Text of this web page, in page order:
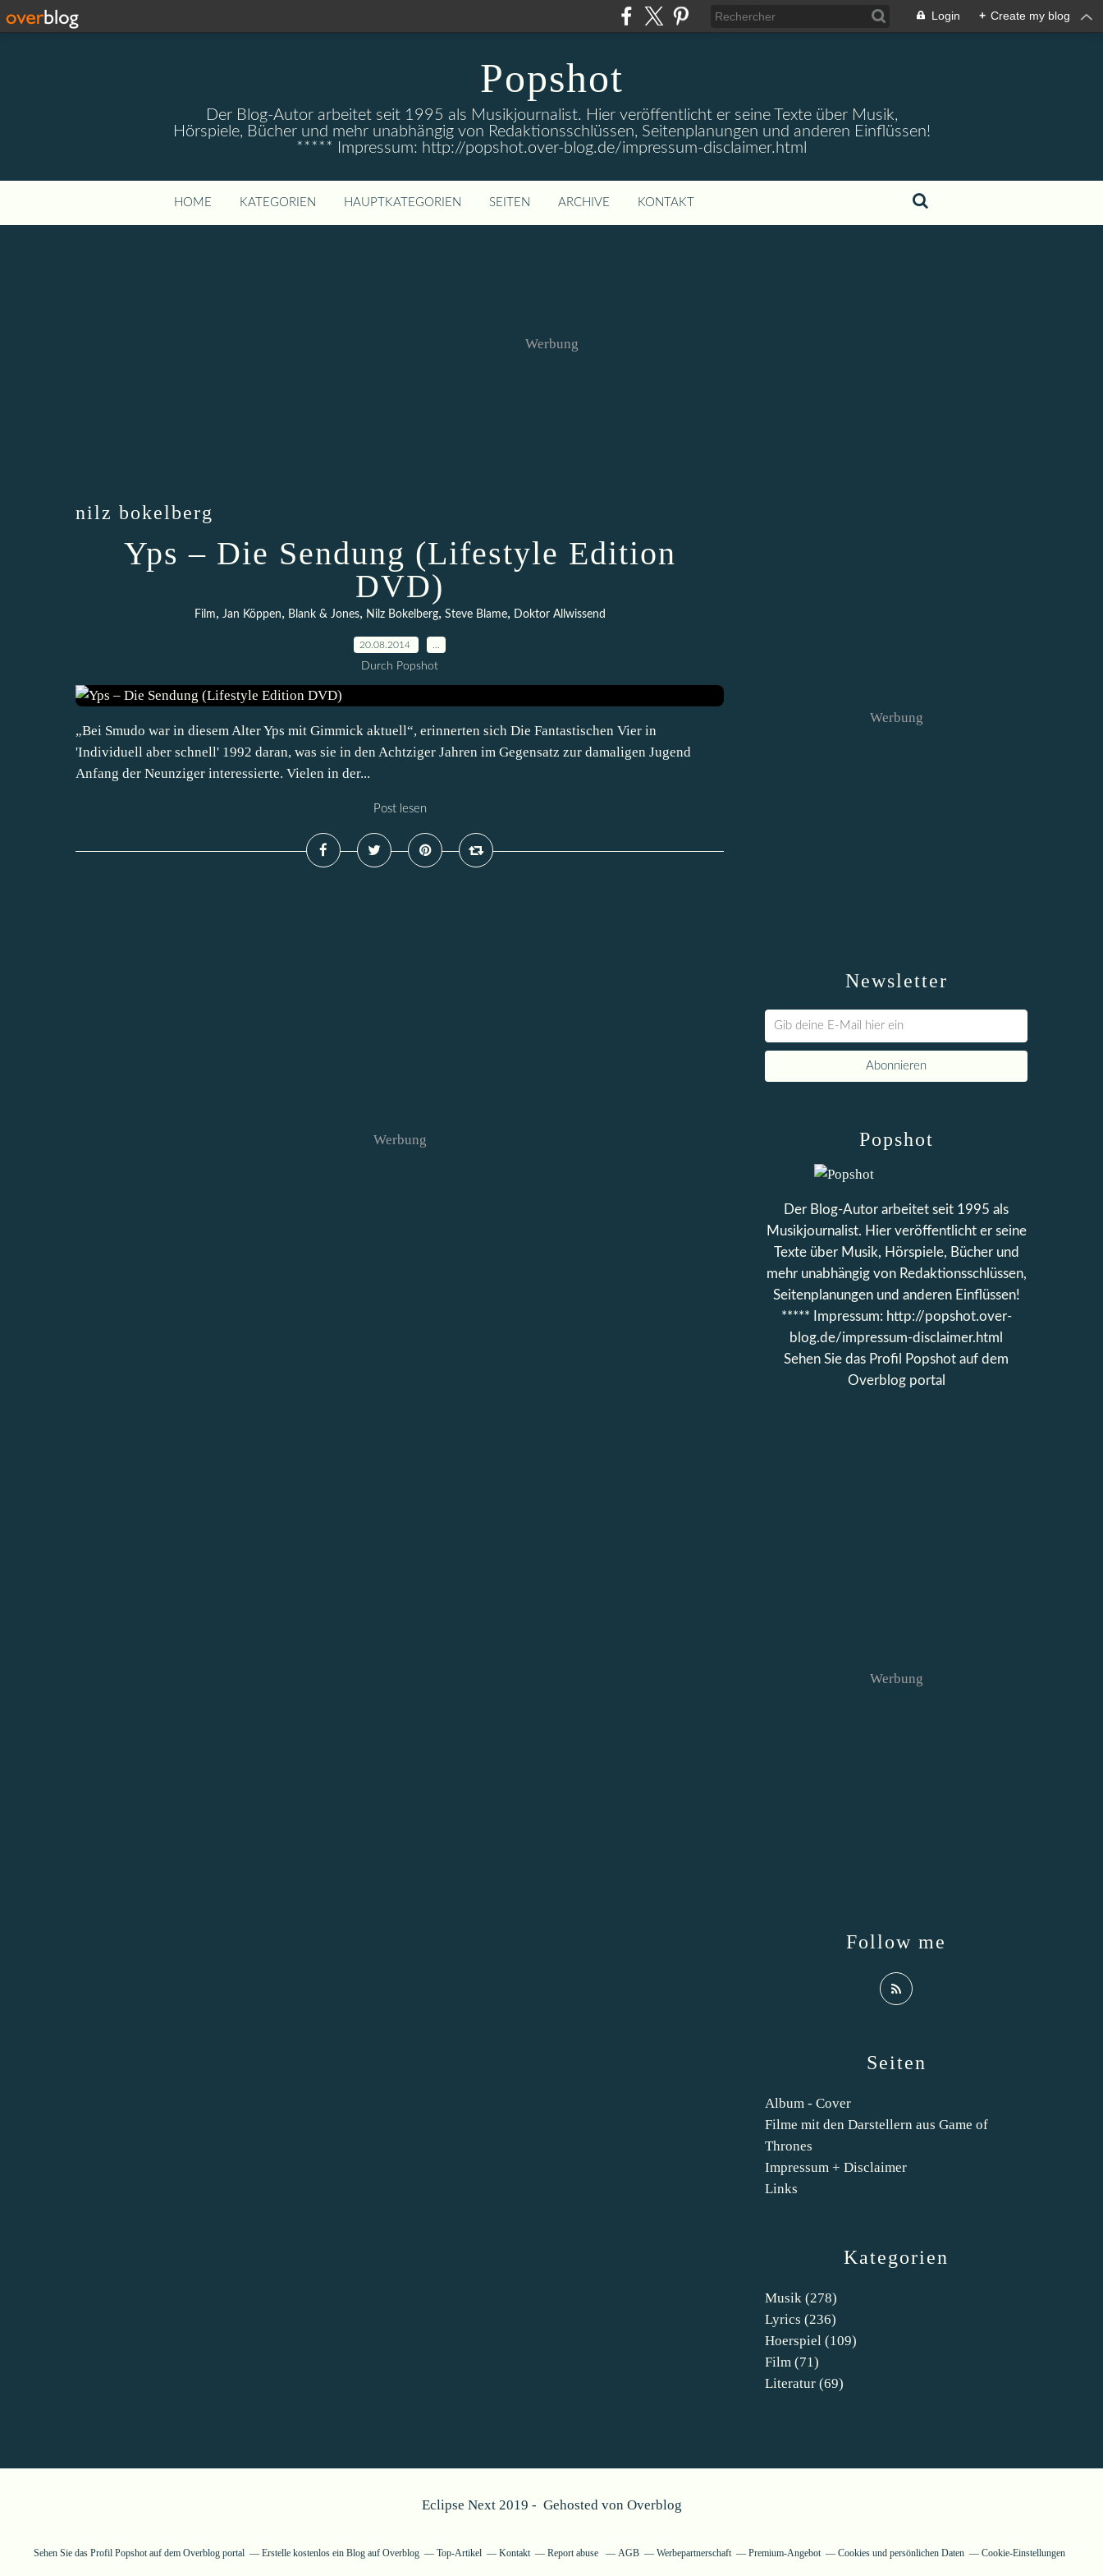
Login + Create my blog
Popshot
Der Blog-Autor arbeitet seit 1995 als Musikjournalist. Hier veröffentlicht er seine Texte über Musik,
Hörspiele, Bücher und mehr unabhängig von Redaktionsschlüssen, Seitenplanungen und anderen Einflüssen!
***** Impressum: http://popshot.over-blog.de/impressum-disclaimer.html
HOME KATEGORIEN HAUPTKATEGORIEN SEITEN ARCHIVE KONTAKT
Werbung
nilz bokelberg
Yps – Die Sendung (Lifestyle Edition
DVD)
Film, Jan Köppen, Blank & Jones, Nilz Bokelberg, Steve Blame, Doktor Allwissend
20.08.2014
Durch Popshot
„Bei Smudo war in diesem Alter Yps mit Gimmick aktuell“, erinnerten sich Die Fantastischen Vier in
'Individuell aber schnell' 1992 daran, was sie in den Achtziger Jahren im Gegensatz zur damaligen Jugend
Anfang der Neunziger interessierte. Vielen in der...
Post lesen
Werbung
Newsletter
Werbung
Kategorien
Musik (278)
Lyrics (236)
Hoerspiel (109)
Film (71)
Literatur (69)
Seiten
Album - Cover
Filme mit den Darstellern aus Game of
Thrones
Impressum + Disclaimer
Links
Popshot
Der Blog-Autor arbeitet seit 1995 als
Musikjournalist. Hier veröffentlicht er seine
Texte über Musik, Hörspiele, Bücher und
mehr unabhängig von Redaktionsschlüssen,
Seitenplanungen und anderen Einflüssen!
***** Impressum: http://popshot.over-
blog.de/impressum-disclaimer.html
Sehen Sie das Profil
Popshot auf dem
Overblog portal
Follow me
Werbung
Eclipse Next 2019 - Gehosted von Overblog
Sehen Sie das Profil Popshotauf dem Overblog portal Erstelle kostenlos ein Blog auf Overblog Top-Artikel Kontakt Report abuse AGB Werbepartnerschaft Premium-Angebot Cookies und persönlichen Daten Cookie-Einstellungen